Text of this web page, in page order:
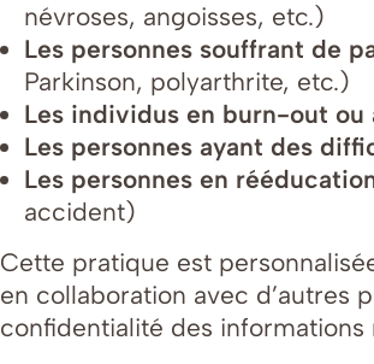
névroses, angoisses, etc.)
Les personnes souffrant de
Parkinson, polyarthrite, etc.)
Les individus en burn-out
Les personnes ayant des
Les personnes en
accident)
Cette pratique est
en collaboration avec d’autres
confidentialité des informations